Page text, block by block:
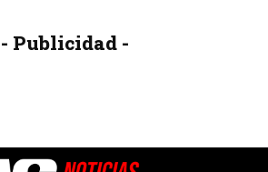
- Publicidad -